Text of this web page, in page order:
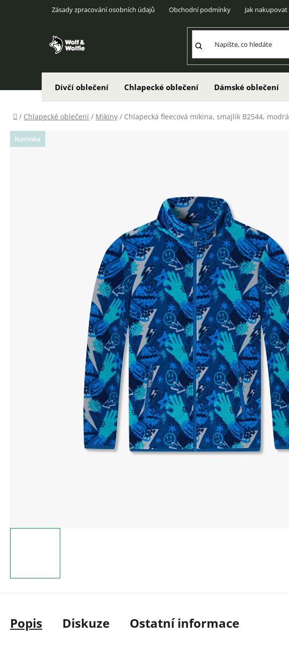
Zásady zpracování osobních údajů Obchodní podmínky Jak nakupovat
Dívčí oblečení Chlapecké oblečení Dámské oblečení
Domů
/ Chlapecké oblečení / Mikiny / Chlapecká fleecová mikina, smajlík B2544, modrá
Novinka
Popis Diskuze Ostatní informace